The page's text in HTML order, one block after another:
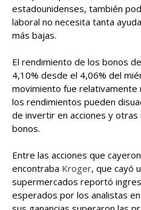
estadounidenses, también
laboral no necesita tanta
más bajas.
El rendimiento de los bonos
4,10% desde el 4,06% del
movimiento fue
los rendimientos pueden
de invertir en acciones y
bonos.
Entre las acciones que
encontraba Kroger, que cayó
supermercados reportó
esperados por los analistas